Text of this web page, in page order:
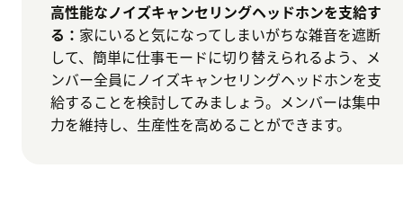
高性能なノイズキャンセリングヘッドホンを支給す
る： 家にいると気になってしまいがちな雑音を遮断
して、簡単に仕事モードに切り替えられるよう、メ
ンバー全員にノイズキャンセリングヘッドホンを支
給することを検討してみましょう。メンバーは集中
力を維持し、生産性を高めることができます。